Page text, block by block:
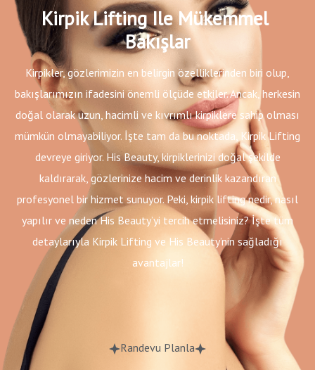
Kirpik Lifting Ile Mükemmel
Bakışlar
Kirpikler, gözlerimizin en belirgin özelliklerinden biri olup,
bakışlarımızın ifadesini önemli ölçüde etkiler. Ancak, herkesin
doğal olarak uzun, hacimli ve kıvrımlı kirpiklere sahip olması
mümkün olmayabiliyor. İşte tam da bu noktada, Kirpik Lifting
devreye giriyor. His Beauty, kirpiklerinizi doğal şekilde
kaldırarak, gözlerinize hacim ve derinlik kazandıran
profesyonel bir hizmet sunuyor. Peki, kirpik lifting nedir, nasıl
yapılır ve neden His Beauty’yi tercih etmelisiniz? İşte tüm
detaylarıyla Kirpik Lifting ve His Beauty’nin sağladığı
avantajlar!
Randevu Planla